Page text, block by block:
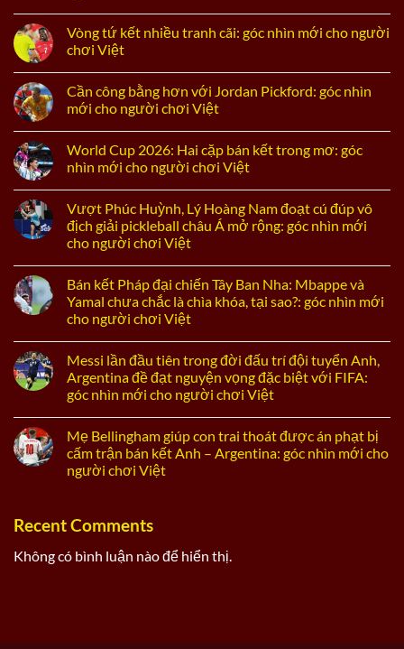
Vòng tứ kết nhiều tranh cãi: góc nhìn mới cho người
chơi Việt
Cần công bằng hơn với Jordan Pickford: góc nhìn
mới cho người chơi Việt
World Cup 2026: Hai cặp bán kết trong mơ: góc
nhìn mới cho người chơi Việt
Vượt Phúc Huỳnh, Lý Hoàng Nam đoạt cú đúp vô
địch giải pickleball châu Á mở rộng: góc nhìn mới
cho người chơi Việt
Bán kết Pháp đại chiến Tây Ban Nha: Mbappe và
Yamal chưa chắc là chìa khóa, tại sao?: góc nhìn mới
cho người chơi Việt
Messi lần đầu tiên trong đời đấu trí đội tuyển Anh,
Argentina đề đạt nguyện vọng đặc biệt với FIFA:
góc nhìn mới cho người chơi Việt
Mẹ Bellingham giúp con trai thoát được án phạt bị
cấm trận bán kết Anh – Argentina: góc nhìn mới cho
người chơi Việt
Recent Comments
Không có bình luận nào để hiển thị.